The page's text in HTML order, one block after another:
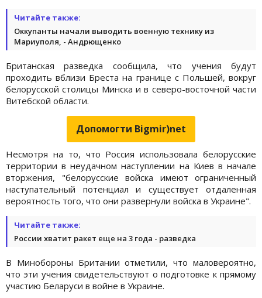
Читайте также:
Оккупанты начали выводить военную технику из
Мариуполя, - Андрющенко
Британская разведка сообщила, что учения будут
проходить вблизи Бреста на границе с Польшей, вокруг
белорусской столицы Минска и в северо-восточной части
Витебской области.
Допомогти Bigmir)net
Несмотря на то, что Россия использовала белорусские
территории в неудачном наступлении на Киев в начале
вторжения, "белорусские войска имеют ограниченный
наступательный потенциал и существует отдаленная
вероятность того, что они развернули войска в Украине".
Читайте также:
России хватит ракет еще на 3 года - разведка
В Минобороны Британии отметили, что маловероятно,
что эти учения свидетельствуют о подготовке к прямому
участию Беларуси в войне в Украине.